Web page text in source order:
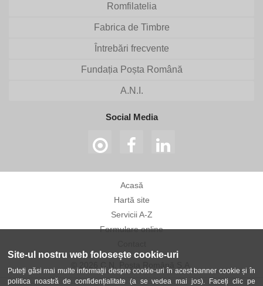
Site-ul nostru web folosește cookie-uri
Puteți găsi mai multe informații despre cookie-uri în acest banner cookie și în
politica noastră de confidențialitate (a se vedea mai jos). Faceți clic pe
Romfilatelia
Fabrica de Timbre
Întrebări frecvente
Fundația Poșta Română
A.N.I.
Social Media
Acasă
Hartă site
Servicii A-Z
Formulare online